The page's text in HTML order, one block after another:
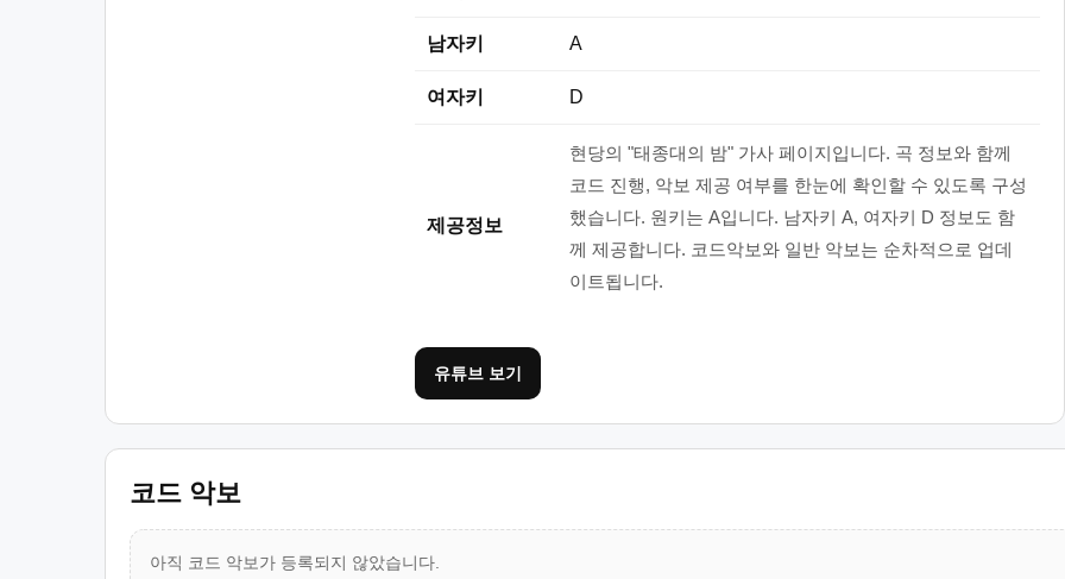
남자키 A
여자키 D
제공정보
현당의 "태종대의 밤" 가사 페이지입니다. 곡 정보와 함께
코드 진행, 악보 제공 여부를 한눈에 확인할 수 있도록 구성
했습니다. 원키는 A입니다. 남자키 A, 여자키 D 정보도 함
께 제공합니다. 코드악보와 일반 악보는 순차적으로 업데
이트됩니다.
유튜브 보기
코드 악보
아직 코드 악보가 등록되지 않았습니다.